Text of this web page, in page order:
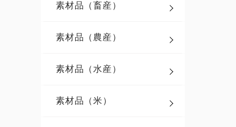
素材品（畜産）
素材品（農産）
素材品（水産）
素材品（米）